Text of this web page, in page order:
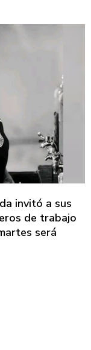
invitó a sus
de trabajo
será